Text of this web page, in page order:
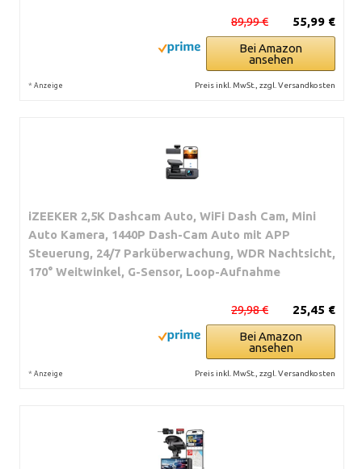
55,99 €
89,99 €
Bei Amazon
ansehen
* Anzeige Preis inkl. MwSt., zzgl. Versandkosten
iZEEKER 2,5K Dashcam Auto, WiFi Dash Cam, Mini
Auto Kamera, 1440P Dash-Cam Auto mit APP
Steuerung, 24/7 Parküberwachung, WDR Nachtsicht,
170° Weitwinkel, G-Sensor, Loop-Aufnahme
25,45 €
29,98 €
Bei Amazon
ansehen
* Anzeige Preis inkl. MwSt., zzgl. Versandkosten